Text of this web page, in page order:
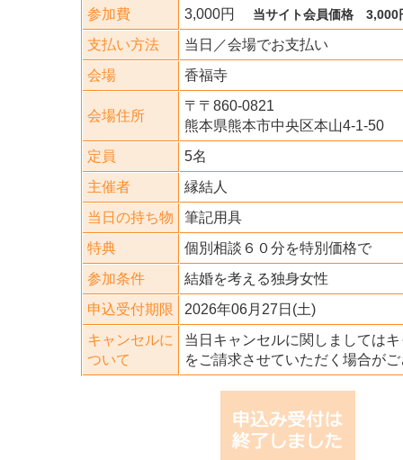
参加費
3,000円 当サイト会員価格 3,000
支払い方法
当日／会場でお支払い
会場
香福寺
会場住所
〒〒860-0821
熊本県熊本市中央区本山4-1-50
定員
5名
主催者
縁結人
当日の持ち物
筆記用具
特典
個別相談６０分を特別価格で
参加条件
結婚を考える独身女性
申込受付期限
2026年06月27日(土)
キャンセルに
ついて
当日キャンセルに関しましては
をご請求させていただく場合が